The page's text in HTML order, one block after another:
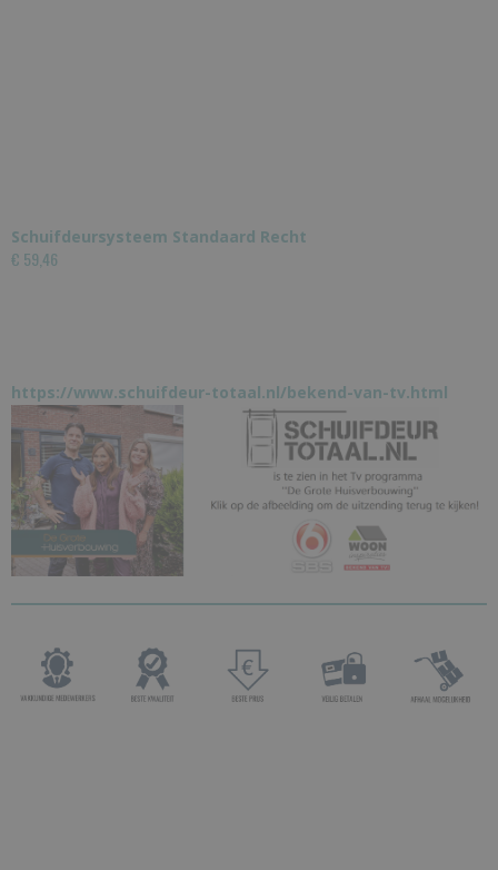
Schuifdeursysteem Standaard Recht
€ 59,46
https://www.schuifdeur-totaal.nl/bekend-van-tv.html